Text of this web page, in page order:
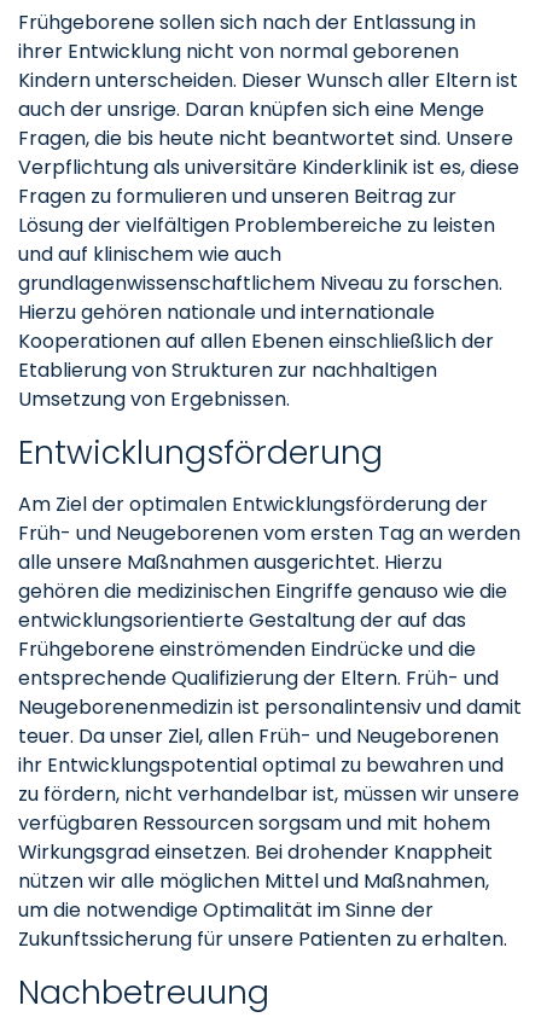
Frühgeborene sollen sich nach der Entlassung in
ihrer Entwicklung nicht von normal geborenen
Kindern unterscheiden. Dieser Wunsch aller Eltern ist
auch der unsrige. Daran knüpfen sich eine Menge
Fragen, die bis heute nicht beantwortet sind. Unsere
Verpflichtung als universitäre Kinderklinik ist es, diese
Fragen zu formulieren und unseren Beitrag zur
Lösung der vielfältigen Problembereiche zu leisten
und auf klinischem wie auch
grundlagenwissenschaftlichem Niveau zu forschen.
Hierzu gehören nationale und internationale
Kooperationen auf allen Ebenen einschließlich der
Etablierung von Strukturen zur nachhaltigen
Umsetzung von Ergebnissen.
Entwicklungsförderung
Am Ziel der optimalen Entwicklungsförderung der
Früh- und Neugeborenen vom ersten Tag an werden
alle unsere Maßnahmen ausgerichtet. Hierzu
gehören die medizinischen Eingriffe genauso wie die
entwicklungsorientierte Gestaltung der auf das
Frühgeborene einströmenden Eindrücke und die
entsprechende Qualifizierung der Eltern. Früh- und
Neugeborenenmedizin ist personalintensiv und damit
teuer. Da unser Ziel, allen Früh- und Neugeborenen
ihr Entwicklungspotential optimal zu bewahren und
zu fördern, nicht verhandelbar ist, müssen wir unsere
verfügbaren Ressourcen sorgsam und mit hohem
Wirkungsgrad einsetzen. Bei drohender Knappheit
nützen wir alle möglichen Mittel und Maßnahmen,
um die notwendige Optimalität im Sinne der
Zukunftssicherung für unsere Patienten zu erhalten.
Nachbetreuung